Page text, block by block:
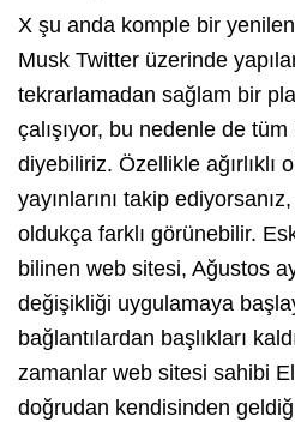
X şu anda komple bir
Musk Twitter üzerinde
tekrarlamadan sağlam bir
çalışıyor, bu nedenle de
diyebiliriz. Özellikle ağırlıklı
yayınlarını takip
oldukça farklı görünebilir.
bilinen web sitesi, Ağustos
değişikliği uygulamaya
bağlantılardan başlıkları
zamanlar web sitesi sahibi
doğrudan kendisinden